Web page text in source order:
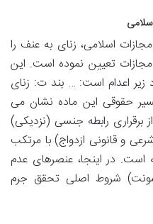
در ماده ۲۲۴ قانون مجازات اسلامی، زنای به عنف را
تعیین نموده است. این
زیر اعدام است: … بند ت: زنای
حقوقی این ماده نشان می
برقراری رابطه جنسی (نزدیکی)
و قانونی ازدواج) با مرتکب
در اینجا، عنصرهای عدم
شروط اصلی تحقق جرم